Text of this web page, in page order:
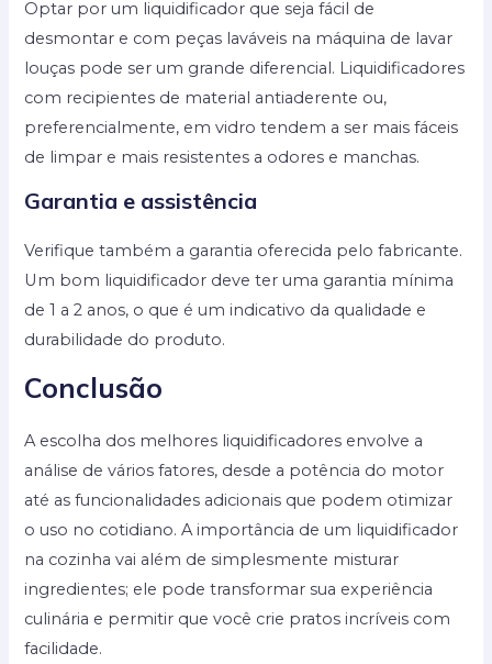
Optar por um liquidificador que seja fácil de
desmontar e com peças laváveis na máquina de lavar
louças pode ser um grande diferencial. Liquidificadores
com recipientes de material antiaderente ou,
preferencialmente, em vidro tendem a ser mais fáceis
de limpar e mais resistentes a odores e manchas.
Garantia e assistência
Verifique também a garantia oferecida pelo fabricante.
Um bom liquidificador deve ter uma garantia mínima
de 1 a 2 anos, o que é um indicativo da qualidade e
durabilidade do produto.
Conclusão
A escolha dos melhores liquidificadores envolve a
análise de vários fatores, desde a potência do motor
até as funcionalidades adicionais que podem otimizar
o uso no cotidiano. A importância de um liquidificador
na cozinha vai além de simplesmente misturar
ingredientes; ele pode transformar sua experiência
culinária e permitir que você crie pratos incríveis com
facilidade.